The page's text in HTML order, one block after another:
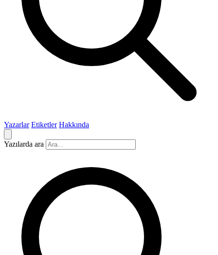
Yazarlar Etiketler Hakkında
Yazılarda ara